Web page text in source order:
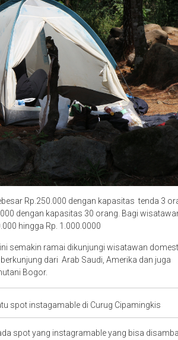
Rp.250.000 dengan kapasitas tenda 3
dengan kapasitas 30 orang. Bagi
hingga Rp. 1.000.0000
semakin ramai dikunjungi wisatawan
dari Arab Saudi, Amerika dan juga
Bogor.
spot instagamable di Curug Cipamingkis
spot yang instagramable yang bisa